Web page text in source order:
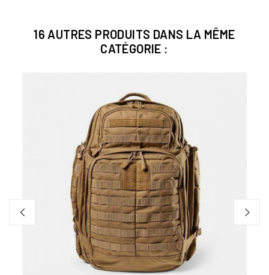
16 AUTRES PRODUITS DANS LA MÊME
CATÉGORIE :